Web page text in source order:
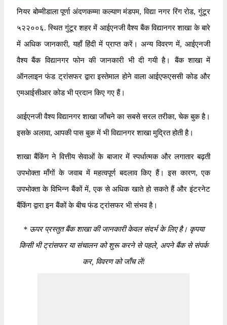
नियर बोम्मीडाला पूर्णा अंदणकम्मा कल्याण मंडपम, विद्या नगर रिंग रोड, गुंटूर
५२२००६. स्थित गुंटूर शहर में आईएनजी वैश्य बैंक विद्यानगर शाखा के बारे
में अधिक जानकारी, यहाँ हिंदी में प्राप्त करें। अन्य विवरण में, आईएनजी
वैश्य बैंक विद्यानगर फोन की जानकारी भी दी गयी है। बैंक शाखा में
ऑनलाइन फंड ट्रांसफर द्वारा इस्तेमाल होने वाला आईएफएससी कोड और
एमआईसीआर कोड भी प्रदान किए गए हैं।
आईएनजी वैश्य विद्यानगर शाखा जाँचने का सबसे सरल तरीका, चेक बुक है।
इसके अलावा, आपकी पास बुक में भी विद्यानगर शाखा मुद्रित होती है।
शाखा बैंकिंग ने वित्तीय सेवाओं के बाजार में स्पर्धात्मक और लगातार बढ़ती
उपभोक्ता माँगों के जवाब में महत्वपूर्ण बदलाव किए हैं। इस कारण, एक
उपभोक्ता के विभिन्न बैंकों में, एक से अधिक खाते हो सकते हैं और इंटरनेट
बैंकिंग द्वारा इन बैंकों के बीच फंड ट्रांसफर भी संभव है।
*ऊपर प्रस्तुत बैंक शाखा की जानकारी केवल संदर्भ के लिए है। कृपया
किसी भी ट्रांसफर या संचालन को शुरू करने से पहले, अपने बैंक से संपर्क
कर, विवरण को जाँच लें!